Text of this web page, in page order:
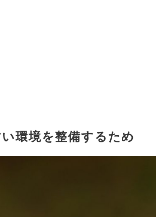
環境を整備するため